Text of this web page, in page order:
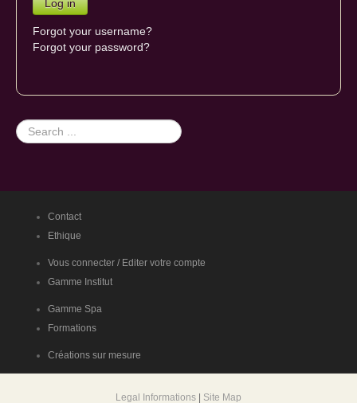
Forgot your username?
Forgot your password?
Search
...
Contact
Ethique
Vous connecter / Editer votre compte
Gamme Institut
Gamme Spa
Formations
Créations sur mesure
Legal Informations Site Map